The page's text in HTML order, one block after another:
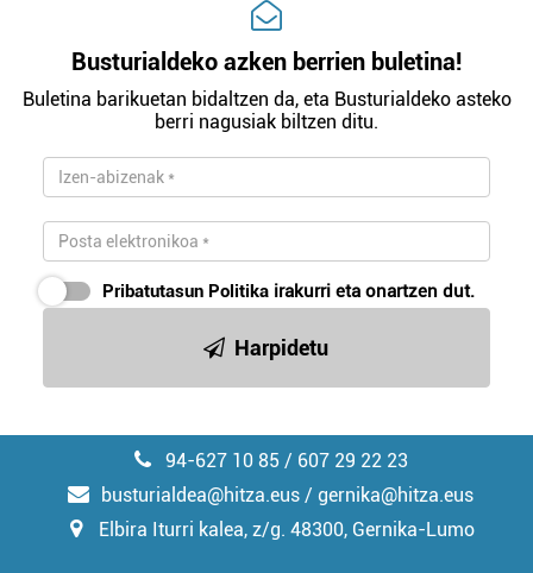
Busturialdeko azken berrien buletina!
Buletina barikuetan bidaltzen da, eta Busturialdeko asteko
berri nagusiak biltzen ditu.
Pribatutasun Politika irakurri eta onartzen dut.
Harpidetu
94-627 10 85 / 607 29 22 23
busturialdea@hitza.eus / gernika@hitza.eus
Elbira Iturri kalea, z/g. 48300, Gernika-Lumo